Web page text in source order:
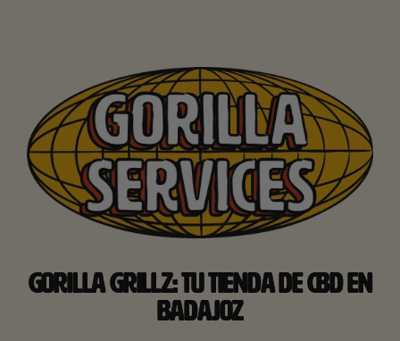
GORILLA GRILLZ: TU TIENDA DE CBD EN
BADAJOZ